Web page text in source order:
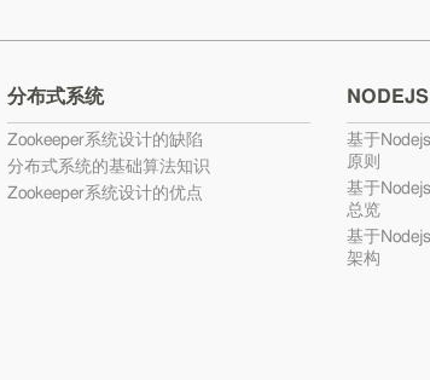
分布式系统
Zookeeper系统设计的缺陷
分布式系统的基础算法知识
Zookeeper系统设计的优点
基于
原则
基于
总览
基于
架构